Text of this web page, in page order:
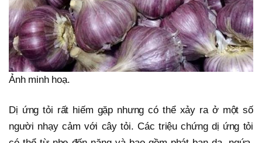
Ảnh minh hoạ.
Dị ứng tỏi rất hiếm gặp nhưng có thể xảy ra ở một số
người nhạy cảm với cây tỏi. Các triệu chứng dị ứng tỏi